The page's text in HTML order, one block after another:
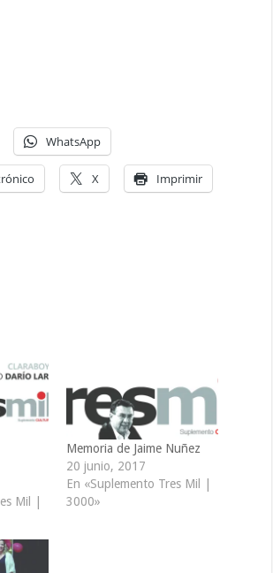
WhatsApp
X Imprimir
Mil |
Memoria de Jaime Nuñez
20 junio, 2017
En «Suplemento Tres Mil |
3000»